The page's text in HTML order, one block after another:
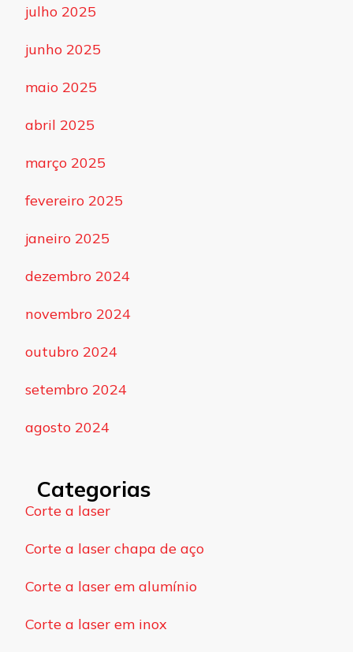
julho 2025
junho 2025
maio 2025
abril 2025
março 2025
fevereiro 2025
janeiro 2025
dezembro 2024
novembro 2024
outubro 2024
setembro 2024
agosto 2024
Categorias
Corte a laser
Corte a laser chapa de aço
Corte a laser em alumínio
Corte a laser em inox